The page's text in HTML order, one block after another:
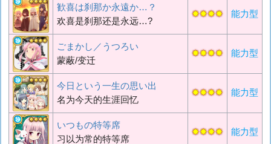
歓喜は刹那か永遠か…？
欢喜是刹那还是永远…?
✸✸✸✸ 能力型
ごまかし／うつろい
蒙蔽/变迁
✸✸✸✸ 能力型
今日という一生の思い出
名为今天的生涯回忆
✸✸✸✸ 能力型
いつもの特等席
习以为常的特等席
✸✸✸✸ 能力型